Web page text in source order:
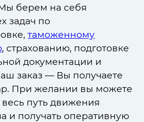
берем на себя
задач по
таможенному
, страхованию, подготовке
документации и
заказ — Вы получаете
При желании вы можете
путь движения
и получать оперативную